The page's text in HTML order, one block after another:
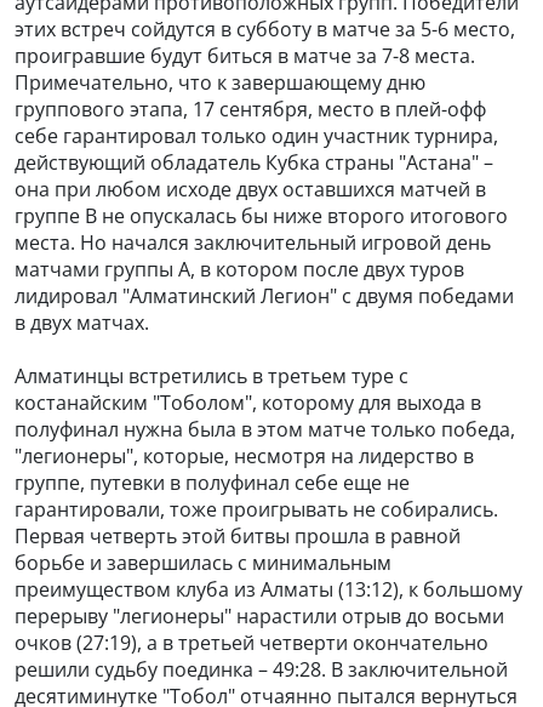
этих встреч сойдутся в субботу в матче за 5-6 место,
проигравшие будут биться в матче за 7-8 места.
Примечательно, что к завершающему дню
группового этапа, 17 сентября, место в плей-офф
себе гарантировал только один участник турнира,
действующий обладатель Кубка страны "Астана" –
она при любом исходе двух оставшихся матчей в
группе B не опускалась бы ниже второго итогового
места. Но начался заключительный игровой день
матчами группы A, в котором после двух туров
лидировал "Алматинский Легион" с двумя победами
в двух матчах.
Алматинцы встретились в третьем туре с
костанайским "Тоболом", которому для выхода в
полуфинал нужна была в этом матче только победа,
"легионеры", которые, несмотря на лидерство в
группе, путевки в полуфинал себе еще не
гарантировали, тоже проигрывать не собирались.
Первая четверть этой битвы прошла в равной
борьбе и завершилась с минимальным
преимуществом клуба из Алматы (13:12), к большому
перерыву "легионеры" нарастили отрыв до восьми
очков (27:19), а в третьей четверти окончательно
решили судьбу поединка – 49:28. В заключительной
десятиминутке "Тобол" отчаянно пытался вернуться